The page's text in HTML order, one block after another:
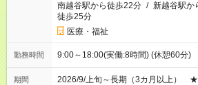
南越谷駅から徒歩22分 / 新越谷駅か
徒歩25分
医療・福祉
勤務時間 9:00～18:00(実働:8時間) (休憩60分)
期間 2026/9/上旬～長期（3カ月以上）